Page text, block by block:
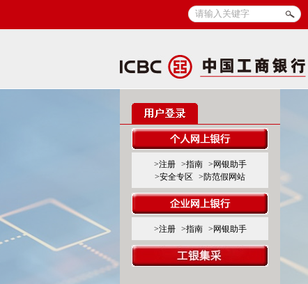
>注册 >指南
>网银助手
>安全专区
>防范假网站
>注册 >指南 >网银助手